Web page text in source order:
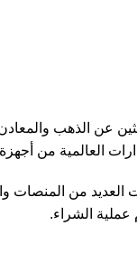
الذهب والمعادن
العالمية من أجهزة
من المنصات
عملية الشراء.